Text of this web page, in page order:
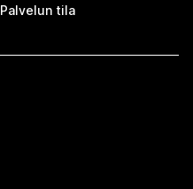
Palvelun tila